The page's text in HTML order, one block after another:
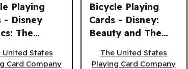
Playing
- Disney
The
(EN)
United States
Card Company
Bicycle Playing
Cards - Disney:
Beauty and The
The United States
Playing Card Company